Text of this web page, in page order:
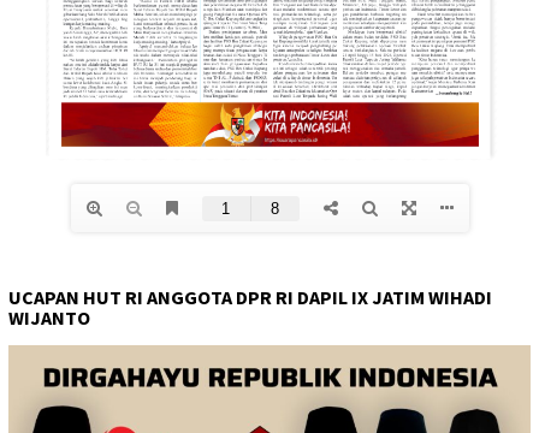
UCAPAN HUT RI ANGGOTA DPR RI DAPIL IX JATIM WIHADI
WIJANTO